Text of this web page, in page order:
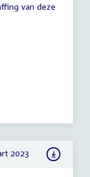
van deze
2023